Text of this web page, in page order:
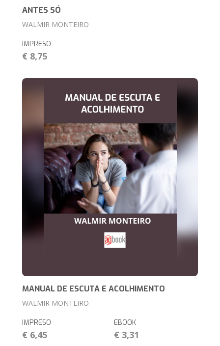
ANTES SÓ
WALMIR MONTEIRO
IMPRESO
€ 8,75
MANUAL DE ESCUTA E ACOLHIMENTO
WALMIR MONTEIRO
IMPRESO
€ 6,45
EBOOK
€ 3,31